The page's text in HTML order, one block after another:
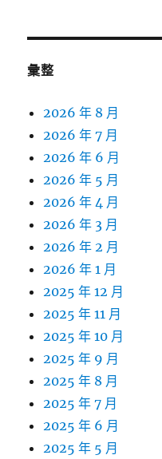
彙整
2026 年 8 月
2026 年 7 月
2026 年 6 月
2026 年 5 月
2026 年 4 月
2026 年 3 月
2026 年 2 月
2026 年 1 月
2025 年 12 月
2025 年 11 月
2025 年 10 月
2025 年 9 月
2025 年 8 月
2025 年 7 月
2025 年 6 月
2025 年 5 月